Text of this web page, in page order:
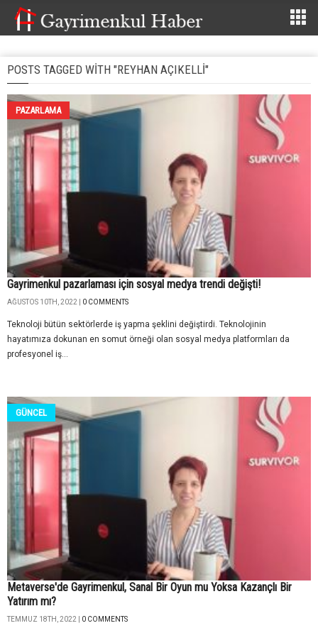
POSTS TAGGED WITH "REYHAN AÇIKELLI"
PAZARLAMA
Gayrimenkul pazarlaması için sosyal medya trendi değişti!
AĞUSTOS 10TH, 2022 | 0 COMMENTS
Teknoloji bütün sektörlerde iş yapma şeklini değiştirdi. Teknolojinin
hayatımıza dokunan en somut örneği olan sosyal medya platformları da
profesyonel iş...
GÜNCEL
Metaverse'de Gayrimenkul, Sanal Bir Oyun mu Yoksa Kazançlı Bir
Yatırım mı?
TEMMUZ 18TH, 2022 | 0 COMMENTS